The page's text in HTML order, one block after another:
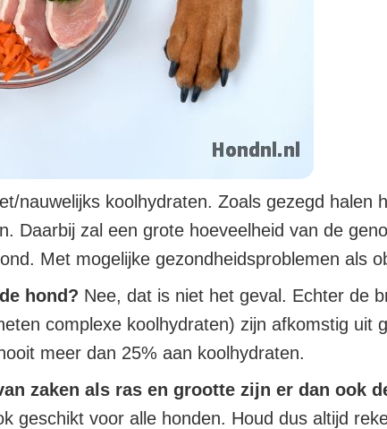
nauwelijks koolhydraten. Zoals gezegd halen
Daarbij zal een grote hoeveelheid van de
Met mogelijke gezondheidsproblemen als
hond? Nee, dat is niet het geval. Echter de
complexe koolhydraten) zijn afkomstig uit
meer dan 25% aan koolhydraten.
zaken als ras en grootte zijn er dan ook
geschikt voor alle honden. Houd dus altijd